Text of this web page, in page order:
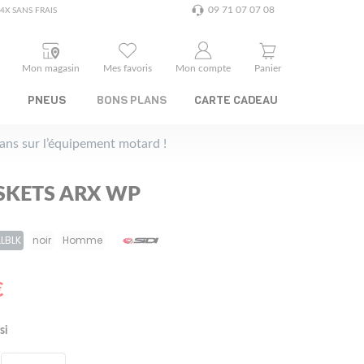
SANS FRAIS 09 71 07 07 08
Mon magasin Mes favoris Mon compte Panier
PNEUS BONS PLANS CARTE CADEAU
sur l’équipement motard !
ARX WP
noir Homme